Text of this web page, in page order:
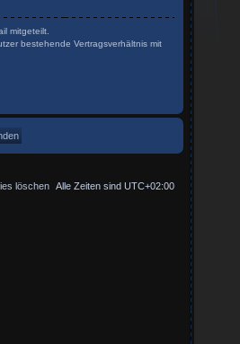
mitgeteilt.
bestehende Vertragsverhältnis mit
Alle Zeiten sind UTC+02:00
löschen